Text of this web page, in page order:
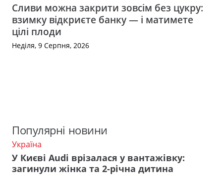
Сливи можна закрити зовсім без цукру:
взимку відкриєте банку — і матимете
цілі плоди
Неділя, 9 Серпня, 2026
Популярні новини
Україна
У Києві Audi врізалася у вантажівку:
загинули жінка та 2-річна дитина